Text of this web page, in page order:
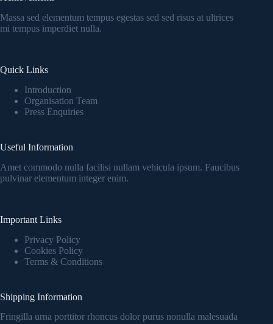
Massa sed elementum tempus egestas sed sed risus at ultrices
mi tempus imperdiet nulla.
Quick Links
Introduction
Organisation Team
Press Enquiries
Useful Information
Amet commodo nulla facilisi nullam vehicula ipsum. Faucibus
pulvinar elementum integer enim.
Important Links
Privacy Policy
Cookies Policy
Terms & Conditions
Shipping Information
Fringilla urna porttitor rhoncus dolor purus nonulla malesuada